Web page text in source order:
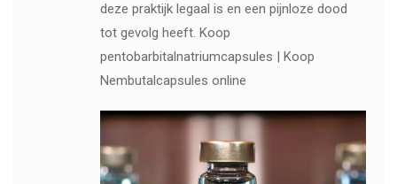
deze praktijk legaal is en een pijnloze dood
tot gevolg heeft. Koop
pentobarbitalnatriumcapsules | Koop
Nembutalcapsules online